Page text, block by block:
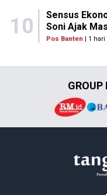
10
Sensus
Soni Ajak
Pos Banten | 1 hari
GROUP